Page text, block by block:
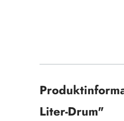
Liter-Drum"